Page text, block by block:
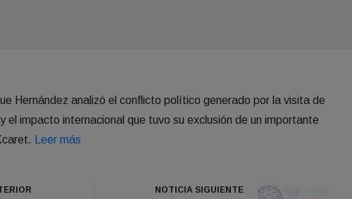
Hernández analizó el conflicto político generado por la visita de
el impacto internacional que tuvo su exclusión de un importante
Leer más
NOTICIA SIGUIENTE